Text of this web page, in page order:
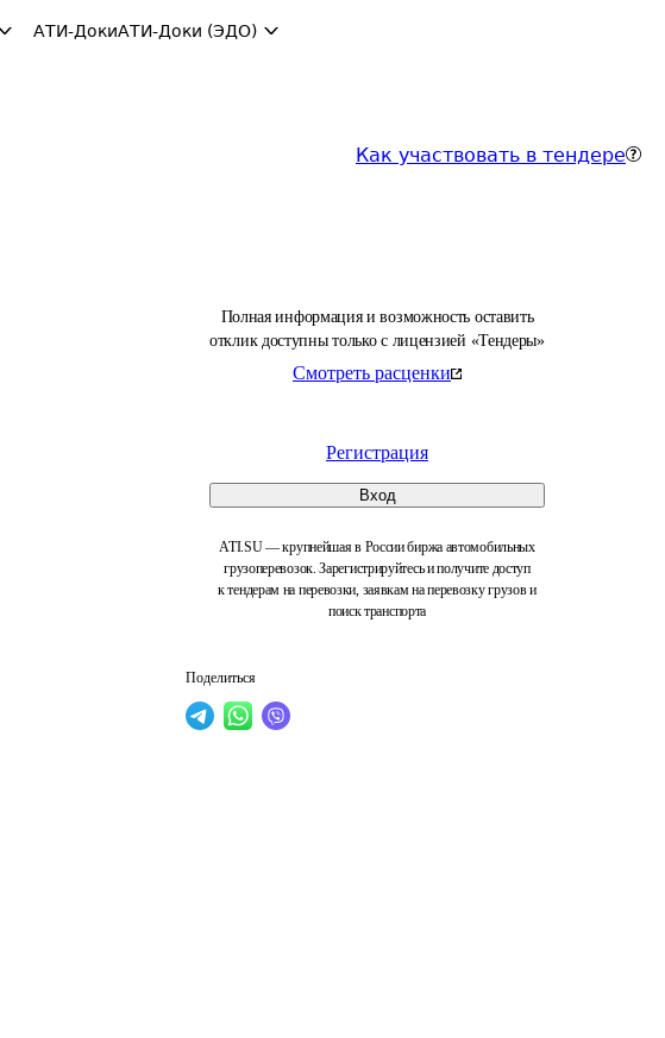
АТИ-ДокиАТИ-Доки (ЭДО)
Как участвовать в тендере
Полная информация и возможность оставить
отклик доступны только с лицензией «Тендеры»
Смотреть расценки
Регистрация
Вход
ATI.SU — крупнейшая в России биржа автомобильных
грузоперевозок. Зарегистрируйтесь и получите доступ
к тендерам на перевозки, заявкам на перевозку грузов и
поиск транспорта
Поделиться